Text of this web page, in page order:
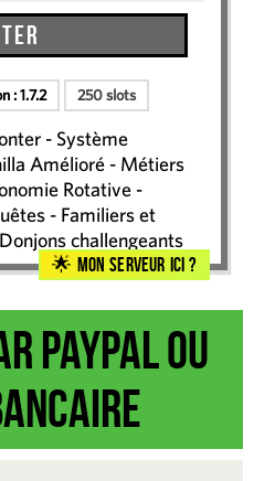
:1.7.2 250 slots
- Système
Amélioré - Métiers
Rotative -
- Familiers et
challengeants
Mon serveur ici ?
Paypal ou